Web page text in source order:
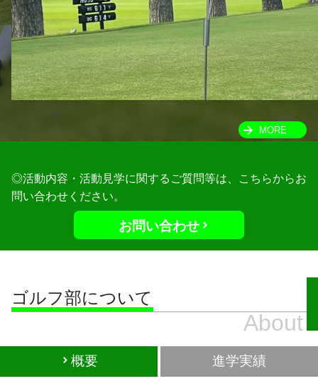
MORE
◎活動内容・活動見学に関するご質問等は、こちらからお
問い合わせください。
お問い合わせ
ゴルフ部について
About
概要 進学実績